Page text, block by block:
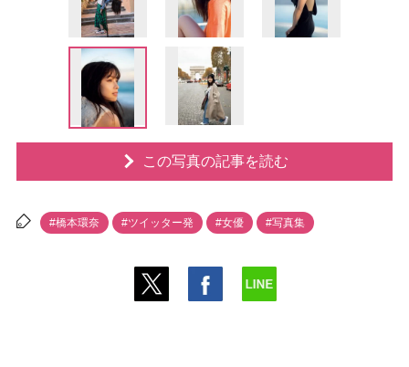
この写真の記事を読む
#橋本環奈 #ツイッター発 #女優 #写真集